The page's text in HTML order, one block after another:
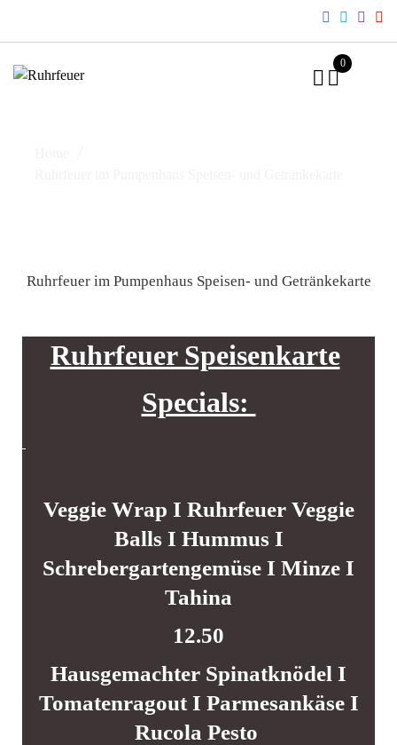
0
Ruhrfeuer im Pumpenhaus Speisen- und Getränkekarte
Ruhrfeuer Speisenkarte
Specials:
Veggie Wrap I Ruhrfeuer Veggie
Balls I Hummus I
Schrebergartengemüse I Minze I
Tahina
12.50
Hausgemachter Spinatknödel I
Tomatenragout I Parmesankäse I
Rucola Pesto